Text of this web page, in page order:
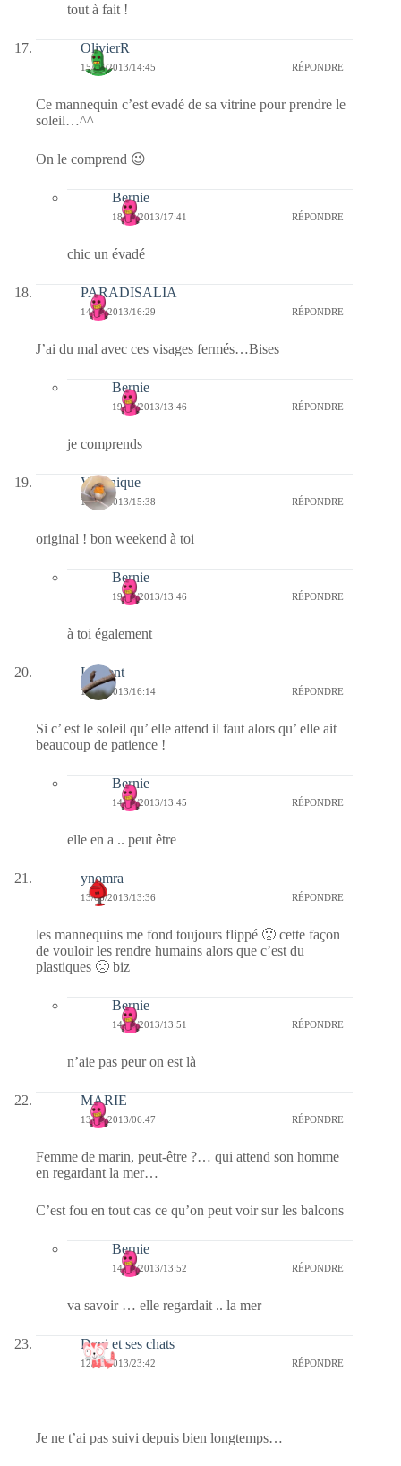
tout à fait !
OlivierR
15/06/2013/14:45 RÉPONDRE
Ce mannequin c’est evadé de sa vitrine pour prendre le
soleil…^^
On le comprend 😉
Bernie
18/06/2013/17:41 RÉPONDRE
chic un évadé
PARADISALIA
14/06/2013/16:29 RÉPONDRE
J’ai du mal avec ces visages fermés…Bises
Bernie
19/06/2013/13:46 RÉPONDRE
je comprends
Véronique
14/06/2013/15:38 RÉPONDRE
original ! bon weekend à toi
Bernie
19/06/2013/13:46 RÉPONDRE
à toi également
Laurent
13/06/2013/16:14 RÉPONDRE
Si c’ est le soleil qu’ elle attend il faut alors qu’ elle ait
beaucoup de patience !
Bernie
14/06/2013/13:45 RÉPONDRE
elle en a .. peut être
ynomra
13/06/2013/13:36 RÉPONDRE
les mannequins me fond toujours flippé 🙁 cette façon
de vouloir les rendre humains alors que c’est du
plastiques 🙁 biz
Bernie
14/06/2013/13:51 RÉPONDRE
n’aie pas peur on est là
MARIE
13/06/2013/06:47 RÉPONDRE
Femme de marin, peut-être ?… qui attend son homme
en regardant la mer…
C’est fou en tout cas ce qu’on peut voir sur les balcons
Bernie
14/06/2013/13:52 RÉPONDRE
va savoir … elle regardait .. la mer
Dani et ses chats
12/06/2013/23:42 RÉPONDRE
Je ne t’ai pas suivi depuis bien longtemps…